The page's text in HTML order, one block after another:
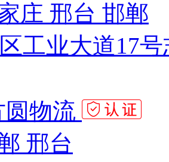
庄 邢台 邯郸
工业大道17
物流
邢台